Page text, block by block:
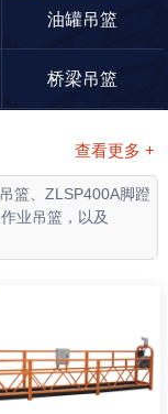
油罐吊篮
桥梁吊篮
查看更多 +
篮、ZLSP400A脚蹬
业吊篮，以及